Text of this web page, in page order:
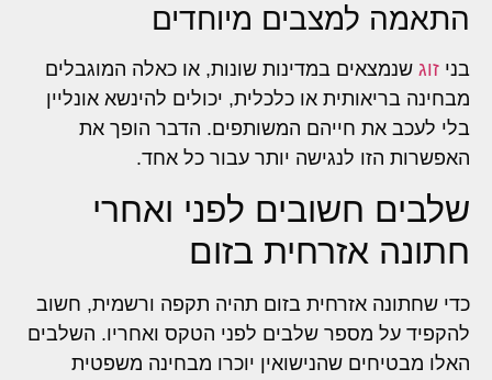
התאמה למצבים מיוחדים
בני זוג שנמצאים במדינות שונות, או כאלה המוגבלים
מבחינה בריאותית או כלכלית, יכולים להינשא אונליין
בלי לעכב את חייהם המשותפים. הדבר הופך את
האפשרות הזו לנגישה יותר עבור כל אחד.
שלבים חשובים לפני ואחרי
חתונה אזרחית בזום
כדי שחתונה אזרחית בזום תהיה תקפה ורשמית, חשוב
להקפיד על מספר שלבים לפני הטקס ואחריו. השלבים
האלו מבטיחים שהנישואין יוכרו מבחינה משפטית